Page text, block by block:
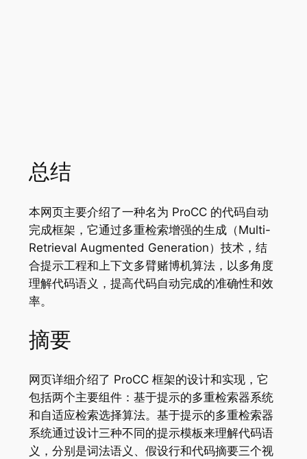
总结
本网页主要介绍了一种名为 ProCC 的代码自动
完成框架，它通过多重检索增强的生成（Multi-
Retrieval Augmented Generation）技术，结
合提示工程和上下文多臂赌博机算法，以多角度
理解代码语义，提高代码自动完成的准确性和效
率。
摘要
网页详细介绍了 ProCC 框架的设计和实现，它
包括两个主要组件：基于提示的多重检索器系统
和自适应检索选择算法。基于提示的多重检索器
系统通过设计三种不同的提示模板来理解代码语
义，分别是词法语义、假设行和代码摘要三个视